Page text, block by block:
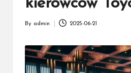
kierowców
By admin 2025-06-21